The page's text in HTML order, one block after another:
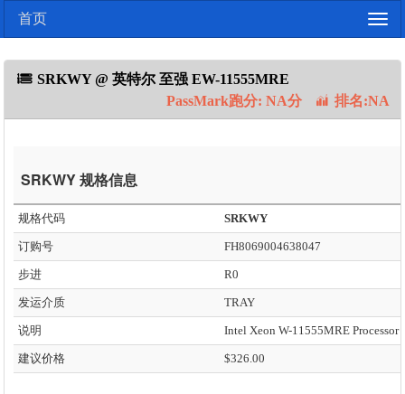
首页
SRKWY @ 英特尔 至强 EW-11555MRE
PassMark跑分: NA分
排名:NA
SRKWY 规格信息
规格代码 SRKWY
订购号 FH8069004638047
步进 R0
发运介质 TRAY
说明
建议价格 $326.00